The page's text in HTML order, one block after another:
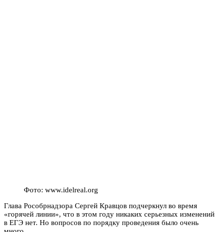
Фото: www.idelreal.org
Глава Рособрнадзора Сергей Кравцов подчеркнул во время
«горячей линии», что в этом году никаких серьезных изменений
в ЕГЭ нет. Но вопросов по порядку проведения было очень